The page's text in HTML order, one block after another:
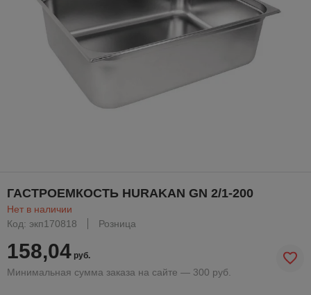
ГАСТРОЕМКОСТЬ HURAKAN GN 2/1-200
Нет в наличии
Код: экп170818
Розница
158,04 руб.
Минимальная сумма заказа на сайте — 300 руб.